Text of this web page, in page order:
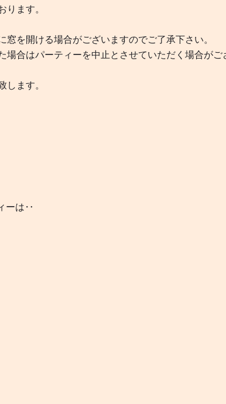
ます。
を開ける場合がございますのでご了承下さい。
合はパーティーを中止とさせていただく場合がご
ます。
ーは‥